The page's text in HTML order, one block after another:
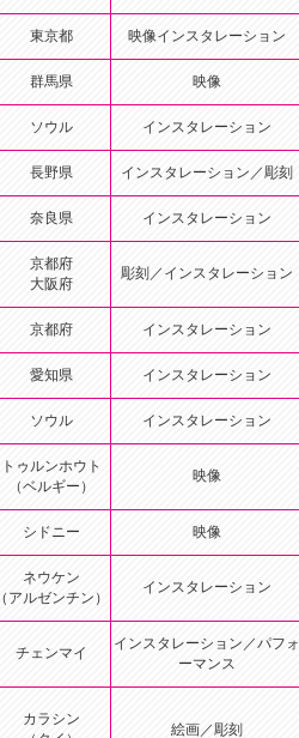
東京都 映像インスタレーション
群馬県 映像
ソウル インスタレーション
長野県 インスタレーション／彫刻
奈良県 インスタレーション
京都府
大阪府
彫刻／インスタレーション
京都府 インスタレーション
愛知県 インスタレーション
ソウル インスタレーション
トゥルンホウト
（ベルギー）
映像
シドニー 映像
ネウケン
（アルゼンチン）
インスタレーション
チェンマイ
インスタレーション／パフォ
ーマンス
カラシン
絵画／彫刻